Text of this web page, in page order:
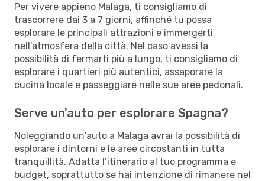
Per vivere appieno Malaga, ti consigliamo di
trascorrere dai 3 a 7 giorni, affinché tu possa
esplorare le principali attrazioni e immergerti
nell'atmosfera della città. Nel caso avessi la
possibilità di fermarti più a lungo, ti consigliamo di
esplorare i quartieri più autentici, assaporare la
cucina locale e passeggiare nelle sue aree pedonali.
Serve un'auto per esplorare Spagna?
Noleggiando un'auto a Malaga avrai la possibilità di
esplorare i dintorni e le aree circostanti in tutta
tranquillità. Adatta l’itinerario al tuo programma e
budget, soprattutto se hai intenzione di rimanere nel